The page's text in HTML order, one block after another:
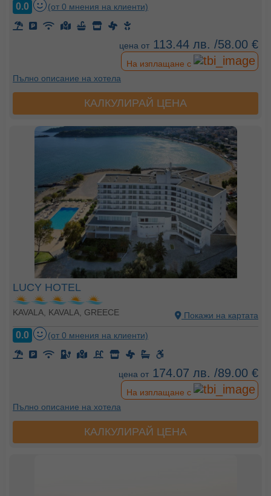
0.0 (от 0 мнения на клиенти)
цена от 113.44 лв. /58.00 €
На изплащане с
Пълно описание на хотела
КАЛКУЛИРАЙ ЦЕНА
LUCY HOTEL
KAVALA, KAVALA, GREECE Покажи на картата
0.0 (от 0 мнения на клиенти)
цена от 174.07 лв. /89.00 €
На изплащане с
Пълно описание на хотела
КАЛКУЛИРАЙ ЦЕНА